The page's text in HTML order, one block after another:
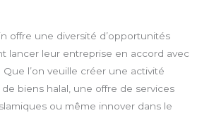
offre une diversité d’opportunités
lancer leur entreprise en accord avec
l’on veuille créer une activité
biens halal, une offre de services
ou même innover dans le